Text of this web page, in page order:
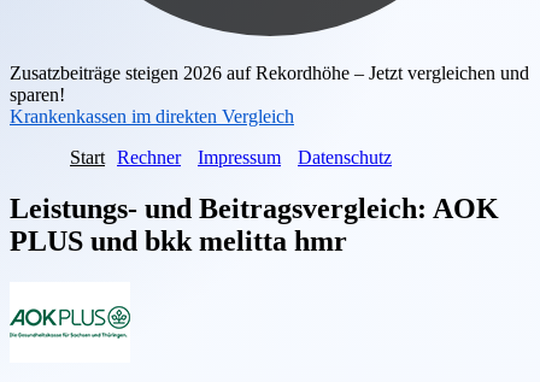
Zusatzbeiträge steigen 2026 auf Rekordhöhe – Jetzt vergleichen und
sparen!
Krankenkassen im direkten Vergleich
Start Rechner Impressum Datenschutz
Leistungs- und Beitragsvergleich: AOK
PLUS und bkk melitta hmr